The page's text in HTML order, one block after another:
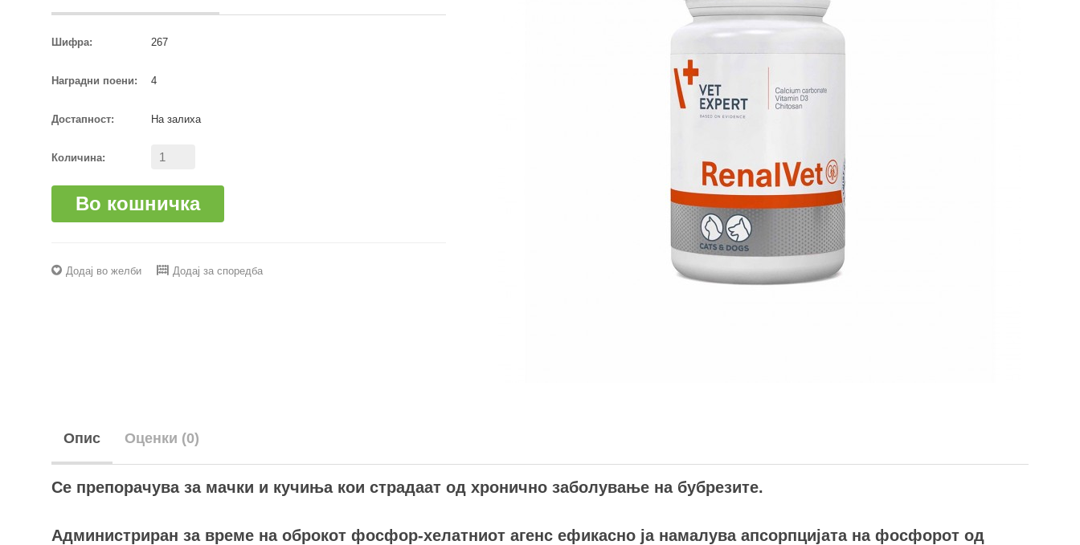
Шифра: 267
Наградни поени: 4
Достапност: На залиха
Количина:
Во кошничка
Додај во желби Додај за споредба
Опис Оценки (0)
Се препорачува за мачки и кучиња кои страдаат од хронично заболување на бубрезите.
Администриран за време на оброкот фосфор-хелатниот агенс ефикасно ја намалува апсорпцијата на фосфорот од